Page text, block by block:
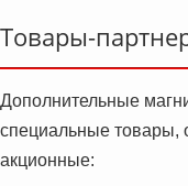
Товары-
Дополнительные
специальные товары,
акционные: